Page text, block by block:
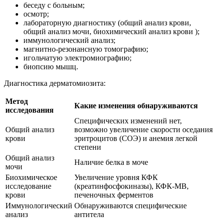
беседу с больным;
осмотр;
лабораторную диагностику (общий анализ крови,
общий анализ мочи, биохимический анализ крови );
иммунологический анализ;
магнитно-резонансную томографию;
игольчатую электромиографию;
биопсию мышц.
Диагностика дерматомиозита:
Метод
исследования
Какие изменения обнаруживаются
Общий анализ
крови
Специфических изменений нет,
возможно увеличение скорости оседания
эритроцитов (СОЭ) и анемия легкой
степени
Общий анализ
мочи
Наличие белка в моче
Биохимическое
исследование
крови
Увеличение уровня КФК
(креатинфосфокиназы), КФК-МВ,
печеночных ферментов
Иммунологический
анализ
Обнаруживаются специфические
антитела